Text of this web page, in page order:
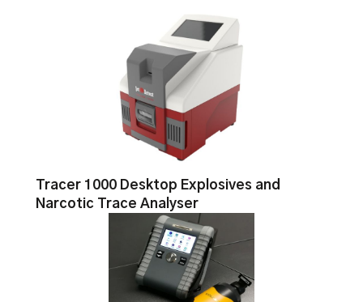
Tracer 1000 Desktop Explosives and
Narcotic Trace Analyser